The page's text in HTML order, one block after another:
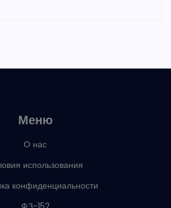
Меню
О нас
использования
конфиденциальности